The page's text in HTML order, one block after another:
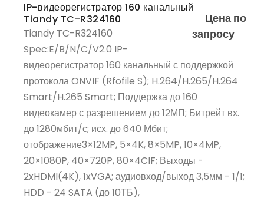
СЕРВИС
КОНТАКТЫ И ГДЕ КУПИТЬ?
КАТАЛОГ PDF 2025
IP-видеорегистратор 160 канальный
Tiandy TC-R324160
Spec:E/B/N/C/V2.0
Цена по
запросу
Tiandy TC-R324160
Spec:E/B/N/C/V2.0 IP-
видеорегистратор 160 канальный с поддержкой
протокола ONVIF (Rfofile S); H.264/H.265/H.264
Smart/H.265 Smart; Поддержка до 160
видеокамер с разрешением до 12МП; Битрейт вх.
до 1280мбит/с; исх. до 640 Мбит;
отображение3×12MP, 5×4K, 8×5MP, 10×4MP,
20×1080P, 40×720P, 80×4CIF; Выходы -
2xHDMI(4K), 1xVGA; аудиовход/выход 3,5мм - 1/1;
HDD - 24 SATA (до 10ТБ),